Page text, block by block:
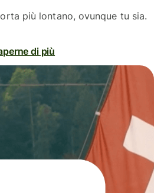
più lontano, ovunque tu sia.
di più